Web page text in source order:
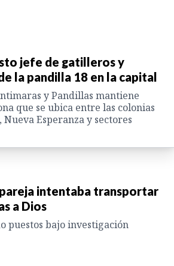
jefe de gatilleros y
la pandilla 18 en la capital
y Pandillas mantiene
que se ubica entre las colonias
Esperanza y sectores
pareja intentaba transportar
a Dios
puestos bajo investigación